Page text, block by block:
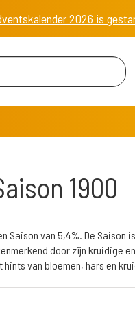
2026 is
1900
Saison van 5,4%. De Saison
door zijn kruidige
van bloemen, hars en